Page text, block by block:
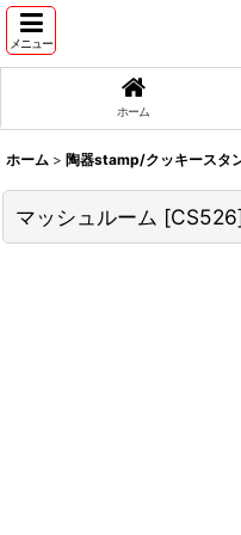
メニュー
ホーム
ホーム > 陶器stamp/クッキースタ
マッシュルーム [CS526